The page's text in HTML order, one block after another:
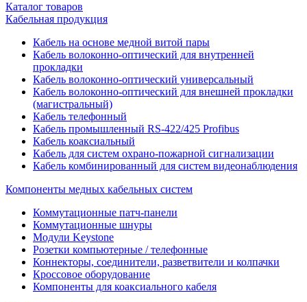
Каталог товаров
Кабельная продукция
Кабель на основе медной витой пары
Кабель волоконно-оптический для внутренней
прокладки
Кабель волоконно-оптический универсальный
Кабель волоконно-оптический для внешней прокладки
(магистральный)
Кабель телефонный
Кабель промышленный RS-422/425 Profibus
Кабель коаксиальный
Кабель для систем охрано-пожарной сигнализации
Кабель комбинированный для систем видеонаблюдения
Компоненты медных кабельных систем
Коммутационные патч-панели
Коммутационные шнуры
Модули Keystone
Розетки компьютерные / телефонные
Коннекторы, соединители, разветвители и колпачки
Кроссовое оборудование
Компоненты для коаксиального кабеля